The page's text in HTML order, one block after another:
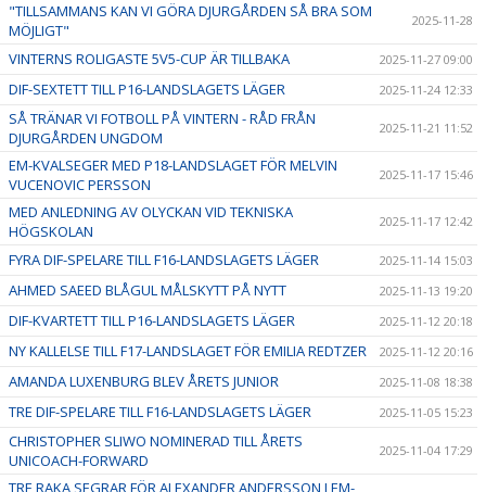
"TILLSAMMANS KAN VI GÖRA DJURGÅRDEN SÅ BRA SOM
MÖJLIGT"
2025-11-28
VINTERNS ROLIGASTE 5V5-CUP ÄR TILLBAKA 2025-11-27 09:00
DIF-SEXTETT TILL P16-LANDSLAGETS LÄGER 2025-11-24 12:33
SÅ TRÄNAR VI FOTBOLL PÅ VINTERN - RÅD FRÅN
DJURGÅRDEN UNGDOM
2025-11-21 11:52
EM-KVALSEGER MED P18-LANDSLAGET FÖR MELVIN
VUCENOVIC PERSSON
2025-11-17 15:46
MED ANLEDNING AV OLYCKAN VID TEKNISKA
HÖGSKOLAN
2025-11-17 12:42
FYRA DIF-SPELARE TILL F16-LANDSLAGETS LÄGER 2025-11-14 15:03
AHMED SAEED BLÅGUL MÅLSKYTT PÅ NYTT 2025-11-13 19:20
DIF-KVARTETT TILL P16-LANDSLAGETS LÄGER 2025-11-12 20:18
NY KALLELSE TILL F17-LANDSLAGET FÖR EMILIA REDTZER 2025-11-12 20:16
AMANDA LUXENBURG BLEV ÅRETS JUNIOR 2025-11-08 18:38
TRE DIF-SPELARE TILL F16-LANDSLAGETS LÄGER 2025-11-05 15:23
CHRISTOPHER SLIWO NOMINERAD TILL ÅRETS
UNICOACH-FORWARD
2025-11-04 17:29
TRE RAKA SEGRAR FÖR ALEXANDER ANDERSSON I EM-